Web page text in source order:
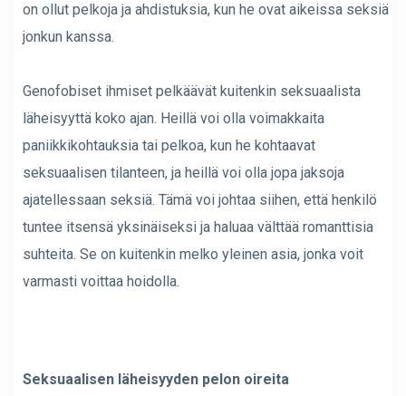
on ollut pelkoja ja ahdistuksia, kun he ovat aikeissa seksiä
jonkun kanssa.
Genofobiset ihmiset pelkäävät kuitenkin seksuaalista
läheisyyttä koko ajan. Heillä voi olla voimakkaita
paniikkikohtauksia tai pelkoa, kun he kohtaavat
seksuaalisen tilanteen, ja heillä voi olla jopa jaksoja
ajatellessaan seksiä. Tämä voi johtaa siihen, että henkilö
tuntee itsensä yksinäiseksi ja haluaa välttää romanttisia
suhteita. Se on kuitenkin melko yleinen asia, jonka voit
varmasti voittaa hoidolla.
Seksuaalisen läheisyyden pelon oireita